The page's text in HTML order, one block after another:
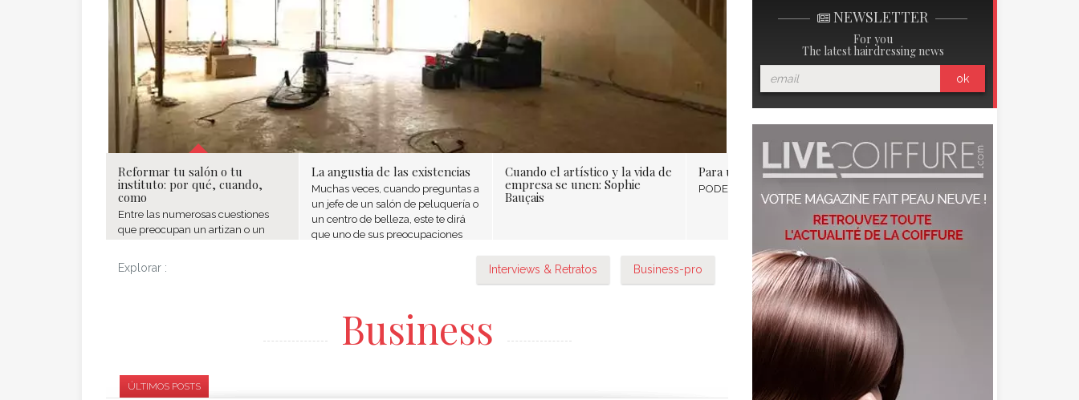
Reformar tu salón o tu
instituto: por qué, cuando,
como
Entre las numerosas cuestiones
que preocupan un artizan o un
compromiso financiero resultando
La angustia de las existencias
Muchas veces, cuando preguntas a
un jefe de un salón de peluquería o
un centro de belleza, este te dirá
que uno de sus preocupaciones
Cuando el artístico y la vida de
empresa se unen: Sophie
Bauçais
Para un leadership asumido
PODER ≠ LEADERSHIP
Embárcate en un mundo
Francine Ladrière, esta creadora
llena de experiencia toca varias
cuerdas: Inventora, director de un
Explorar : Business-pro
Interviews & Retratos
Business
ÚLTIMOS POSTS
NEWSLETTER
For you
The latest hairdressing news
ok